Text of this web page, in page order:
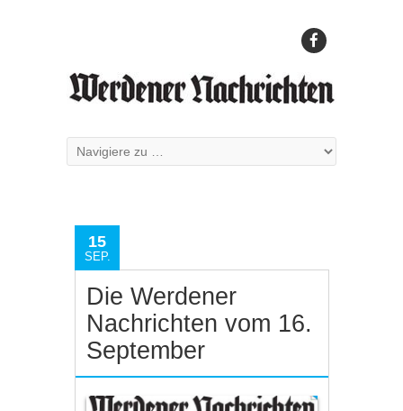
15
SEP.
Die Werdener
Nachrichten vom 16.
September